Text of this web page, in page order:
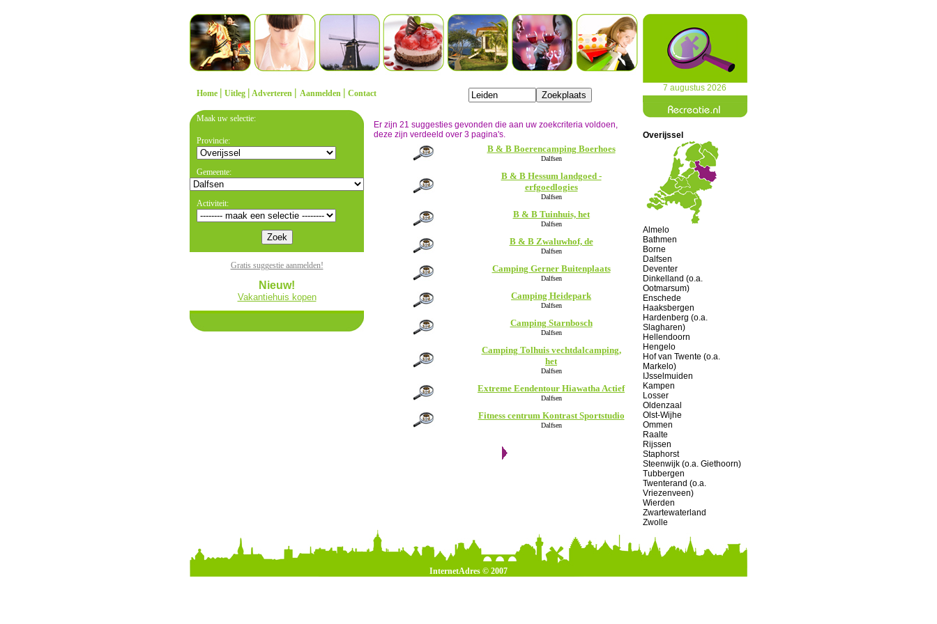
Home | Uitleg | Adverteren | Aanmelden | Contact
7 augustus 2026
Maak uw selectie:
Provincie:
Gemeente:
Activiteit:
Gratis suggestie aanmelden!
Nieuw!
Vakantiehuis kopen
Er zijn 21 suggesties gevonden die aan uw zoekcriteria voldoen,
deze zijn verdeeld over 3 pagina's.
B & B Boerencamping Boerhoes
Dalfsen
B & B Hessum landgoed -
erfgoedlogies
Dalfsen
B & B Tuinhuis, het
Dalfsen
B & B Zwaluwhof, de
Dalfsen
Camping Gerner Buitenplaats
Dalfsen
Camping Heidepark
Dalfsen
Camping Starnbosch
Dalfsen
Camping Tolhuis vechtdalcamping,
het
Dalfsen
Extreme Eendentour Hiawatha Actief
Dalfsen
Fitness centrum Kontrast Sportstudio
Dalfsen
Overijssel
Almelo
Bathmen
Borne
Dalfsen
Deventer
Dinkelland (o.a.
Ootmarsum)
Enschede
Haaksbergen
Hardenberg (o.a.
Slagharen)
Hellendoorn
Hengelo
Hof van Twente (o.a.
Markelo)
IJsselmuiden
Kampen
Losser
Oldenzaal
Olst-Wijhe
Ommen
Raalte
Rijssen
Staphorst
Steenwijk (o.a. Giethoorn)
Tubbergen
Twenterand (o.a.
Vriezenveen)
Wierden
Zwartewaterland
Zwolle
InternetAdres © 2007